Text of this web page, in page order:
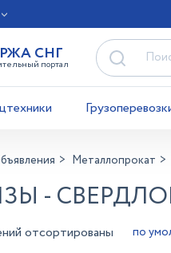
СНГ
портал
Металлопрокат
-
отсортированы